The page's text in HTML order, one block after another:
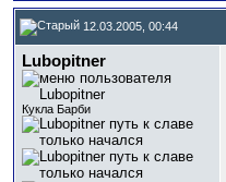
12.03.2005, 00:44
Lubopitner
Кукла Барби